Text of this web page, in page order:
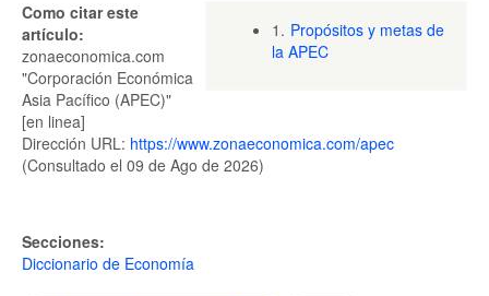
1. Propósitos y metas de
la APEC
Como citar este
artículo:
zonaeconomica.com
"Corporación Económica
Asia Pacífico (APEC)"
[en linea]
Dirección URL: https://www.zonaeconomica.com/apec
(Consultado el 09 de Ago de 2026)
Secciones:
Diccionario de Economía